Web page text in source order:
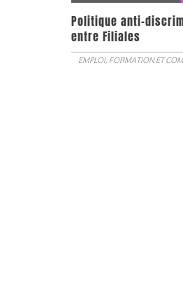
Politique anti-
entre Filiales
EMPLOI, FORMATION ET